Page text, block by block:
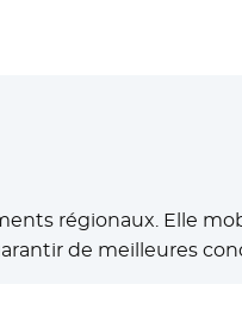
régionaux. Elle
de meilleures